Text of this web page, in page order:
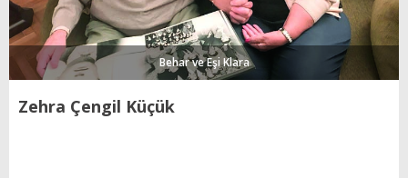
Behar ve Eşi Klara
Zehra Çengil Küçük